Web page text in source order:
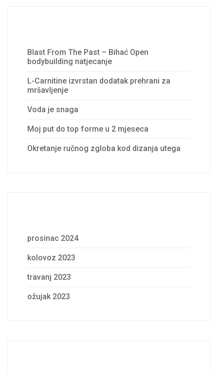
Blast From The Past – Bihać Open
bodybuilding natjecanje
L-Carnitine izvrstan dodatak prehrani za
mršavljenje
Voda je snaga
Moj put do top forme u 2 mjeseca
Okretanje ručnog zgloba kod dizanja utega
prosinac 2024
kolovoz 2023
travanj 2023
ožujak 2023